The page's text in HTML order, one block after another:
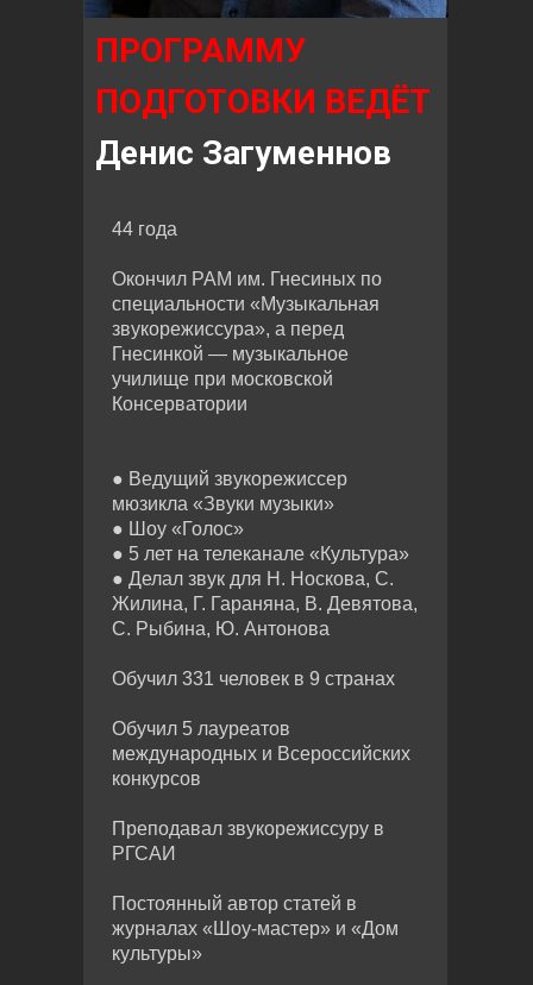
ПРОГРАММУ
ПОДГОТОВКИ ВЕДЁТ
Денис Загуменнов
44 года
Окончил РАМ им. Гнесиных по
специальности «Музыкальная
звукорежиссура», а перед
Гнесинкой — музыкальное
училище при московской
Консерватории
● Ведущий звукорежиссер
мюзикла «Звуки музыки»
● Шоу «Голос»
● 5 лет на телеканале «Культура»
● Делал звук для Н. Носкова, С.
Жилина, Г. Гараняна, В. Девятова,
С. Рыбина, Ю. Антонова
Обучил 331 человек в 9 странах
Обучил 5 лауреатов
международных и Всероссийских
конкурсов
Преподавал звукорежиссуру в
РГСАИ
Постоянный автор статей в
журналах «Шоу-мастер» и «Дом
культуры»